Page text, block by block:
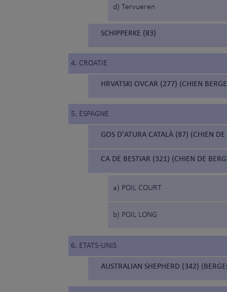
d) Tervueren
SCHIPPERKE (83)
4. CROATIE
HRVATSKI OVCAR (277) (CHIEN
5. ESPAGNE
GOS D'ATURA CATALÀ (87) (CHIEN DE
CA DE BESTIAR (321) (CHIEN DE
a) POIL COURT
b) POIL LONG
6. ETATS-UNIS
AUSTRALIAN SHEPHERD (342)